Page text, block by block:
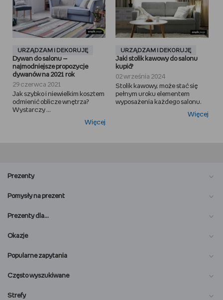
URZĄDZAM I DEKORUJĘ
Dywan do salonu —
najmodniejsze propozycje
dywanów na 2021 rok
29 czerwca 2021
Jak szybko i niewielkim kosztem
odmienić oblicze wnętrza?
Wystarczy ...
Więcej
URZĄDZAM I DEKORUJĘ
Jaki stolik kawowy do salonu
kupić?
02 września 2024
Stolik kawowy, może stać się
pełnym uroku elementem
wyposażenia każdego salonu.
Więcej
Prezenty
Pomysły na prezent
Prezenty dla…
Okazje
Popularne zapytania
Często wyszukiwane
Strefy